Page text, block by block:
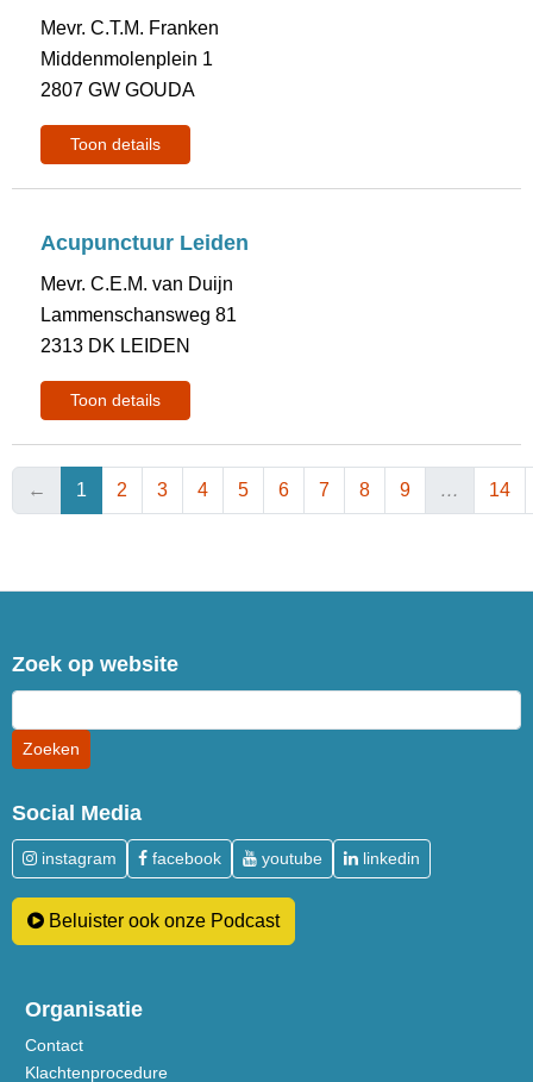
Mevr. C.T.M. Franken
Middenmolenplein 1
2807 GW GOUDA
Toon details
Acupunctuur Leiden
Mevr. C.E.M. van Duijn
Lammenschansweg 81
2313 DK LEIDEN
Toon details
← 1 2 3 4 5 6 7 8 9 … 14
Zoek op website
Social Media
instagram facebook youtube linkedin
Beluister ook onze Podcast
Organisatie
Contact
Klachtenprocedure